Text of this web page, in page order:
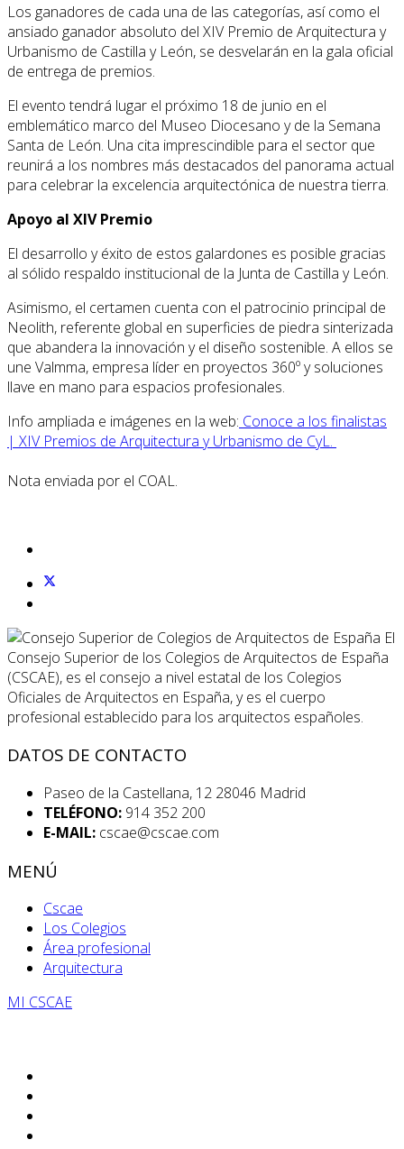
Los ganadores de cada una de las categorías, así como el
ansiado ganador absoluto del XIV Premio de Arquitectura y
Urbanismo de Castilla y León, se desvelarán en la gala oficial
de entrega de premios.
El evento tendrá lugar el próximo 18 de junio en el
emblemático marco del Museo Diocesano y de la Semana
Santa de León. Una cita imprescindible para el sector que
reunirá a los nombres más destacados del panorama actual
para celebrar la excelencia arquitectónica de nuestra tierra.
Apoyo al XIV Premio
El desarrollo y éxito de estos galardones es posible gracias
al sólido respaldo institucional de la Junta de Castilla y León.
Asimismo, el certamen cuenta con el patrocinio principal de
Neolith, referente global en superficies de piedra sinterizada
que abandera la innovación y el diseño sostenible. A ellos se
une Valmma, empresa líder en proyectos 360º y soluciones
llave en mano para espacios profesionales.
Info ampliada e imágenes en la web: Conoce a los finalistas
| XIV Premios de Arquitectura y Urbanismo de CyL.
Nota enviada por el COAL.
El
Consejo Superior de los Colegios de Arquitectos de España
(CSCAE), es el consejo a nivel estatal de los Colegios
Oficiales de Arquitectos en España, y es el cuerpo
profesional establecido para los arquitectos españoles.
DATOS DE CONTACTO
Paseo de la Castellana, 12 28046 Madrid
TELÉFONO: 914 352 200
E-MAIL: cscae@cscae.com
MENÚ
Cscae
Los Colegios
Área profesional
Arquitectura
MI CSCAE